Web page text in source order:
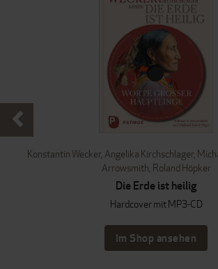
Konstantin Wecker, Angelika Kirchschlager,
Arrowsmith, Roland Höpker
Die Erde ist heilig
Hardcover mit MP3-CD
Im Shop ansehen